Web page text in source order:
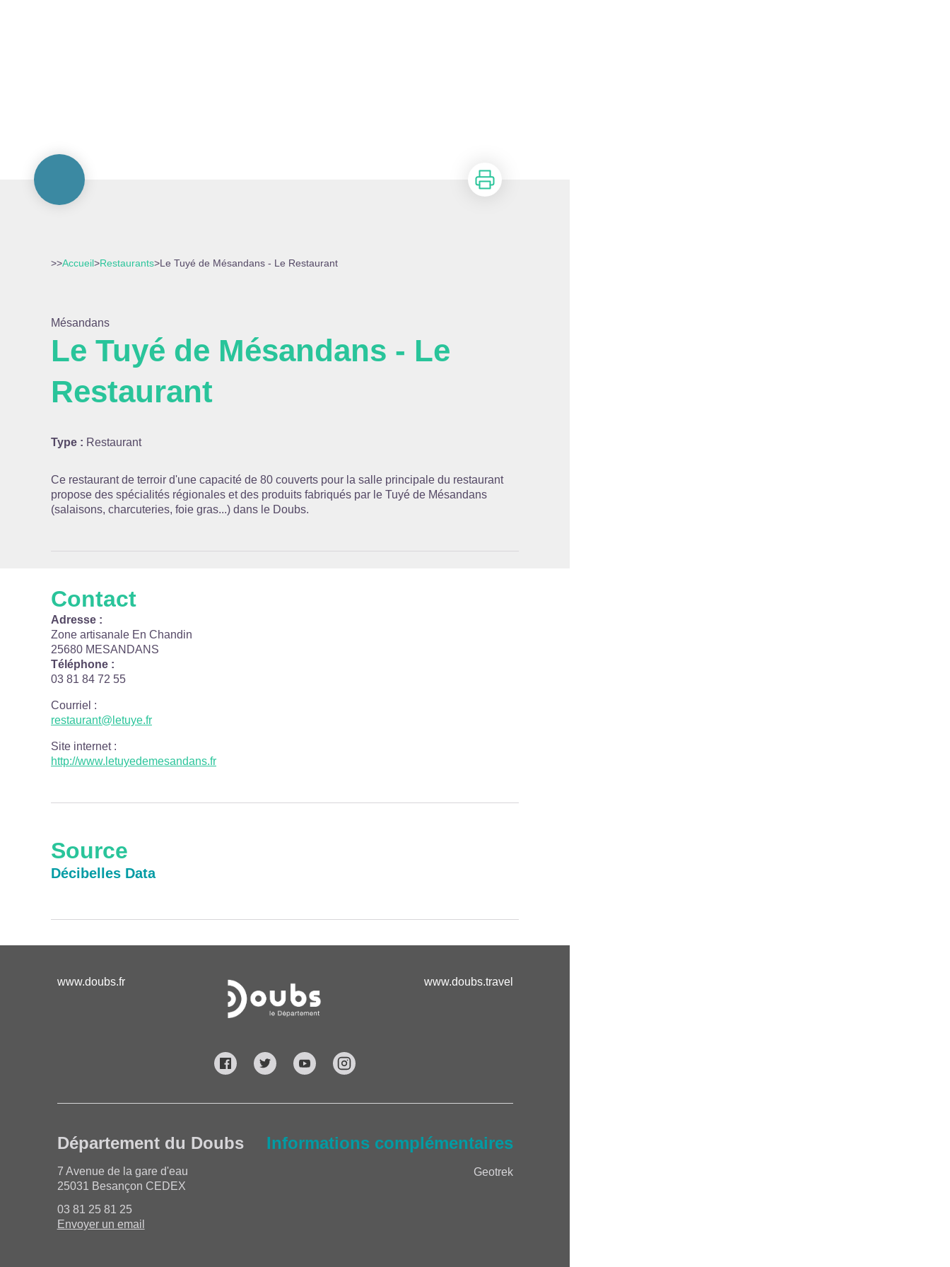
Imprimer
>>Accueil>Restaurants>Le Tuyé de Mésandans - Le Restaurant
Mésandans
Le Tuyé de Mésandans - Le
Restaurant
Type : Restaurant
Ce restaurant de terroir d'une capacité de 80 couverts pour la salle principale du restaurant
propose des spécialités régionales et des produits fabriqués par le Tuyé de Mésandans
(salaisons, charcuteries, foie gras...) dans le Doubs.
Contact
Adresse :
Zone artisanale En Chandin
25680 MESANDANS
Téléphone :
03 81 84 72 55
Courriel :
restaurant@letuye.fr
Site internet:
http://www.letuyedemesandans.fr
Source
Décibelles Data
www.doubs.fr www.doubs.travel
Département du Doubs
7 Avenue de la gare d'eau
25031 Besançon CEDEX
03 81 25 81 25
Envoyer un email
Informations complémentaires
Geotrek